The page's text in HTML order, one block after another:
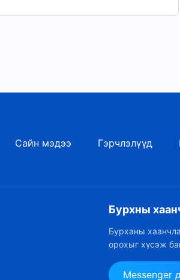
Сайн мэдээ Гэрчлэлүүд
Бурхны
Бурханы
орохыг хүсэж
Messenger